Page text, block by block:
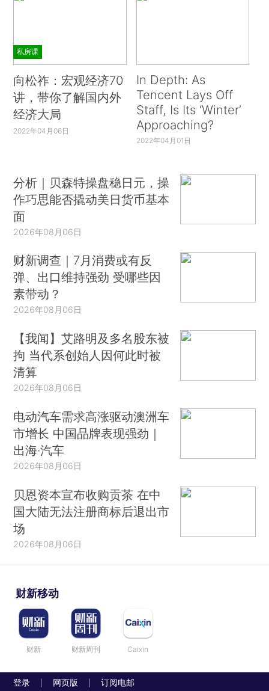
私房课
向松祚：宏观经济70
讲，带你了解国内外
经济大局
2022年04月06日
In Depth: As
Tencent Lays Off
Staff, Is Its ‘Winter’
Approaching?
2022年04月01日
分析｜贝森特操盘稳日元，操
作巧思能否撬动美日货币基本
面
2026年08月06日
财新调查｜7月消费或有反
弹、出口维持强劲 受哪些因
素带动？
2026年08月06日
【我闻】艾路明及多名股东被
拘 当代系创始人因何此时被
清算
2026年08月06日
电动汽车需求高涨驱动澳洲车
市增长 中国品牌表现强劲｜
出海·汽车
2026年08月06日
贝恩资本宣布收购贡茶 在中
国大陆无法注册商标后退出市
场
2026年08月06日
财新移动
财新 财新周刊 Caixin
登录 网页版 订阅电邮